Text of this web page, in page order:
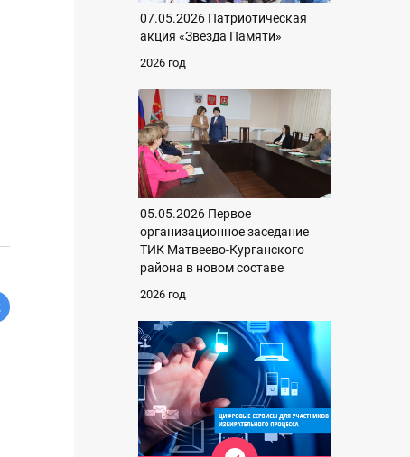
07.05.2026 Патриотическая
акция «Звезда Памяти»
2026 год
05.05.2026 Первое
организационное заседание
ТИК Матвеево-Курганского
района в новом составе
2026 год